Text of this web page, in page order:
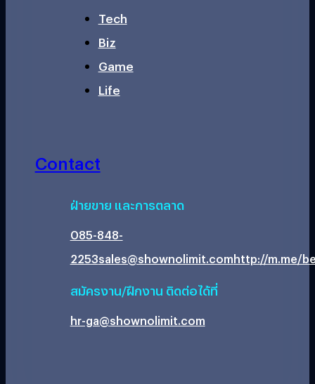
Tech
Biz
Game
Life
Contact
ฝ่ายขาย และการตลาด
085-848-
2253sales@shownolimit.comhttp://m.me/
สมัครงาน/ฝึกงาน ติดต่อได้ที่
hr-ga@shownolimit.com